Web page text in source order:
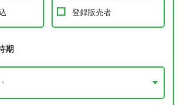
登録販売者
期